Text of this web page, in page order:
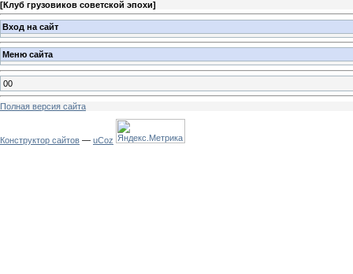
[Клуб грузовиков советской эпохи]
Вход на сайт
Меню сайта
00
Полная версия сайта
Конструктор сайтов — uCoz